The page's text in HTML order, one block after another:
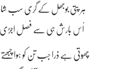
ہر پتی بوجھل کے گری سب
اُس بارش ہی سے فصل اجڑی
چھُوتی ہے ذرا جب تن کو ہوا